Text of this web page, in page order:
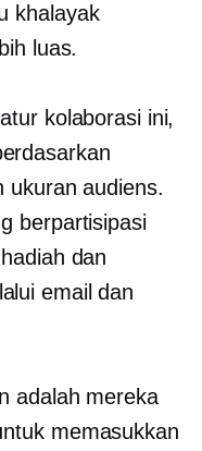
khalayak
luas.
kolaborasi ini,
ukuran audiens.
berpartisipasi
dan
email dan
adalah mereka
memasukkan